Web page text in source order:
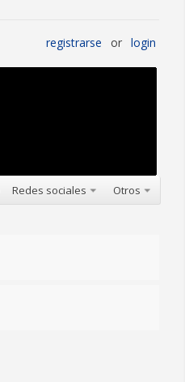
registrarse or login
Redes sociales Otros